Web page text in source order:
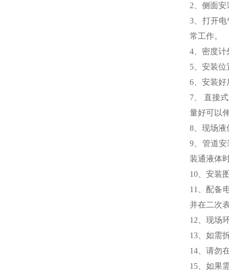
2、侧面
3、 打开
常工作。
4、密度计
5、安装
6、安装好
7、 直接
量好可以
8、现场
9、管道
装通液体
10、安装
11、配备
并在二次
12、现场
13、如需
14、请勿
15、如果